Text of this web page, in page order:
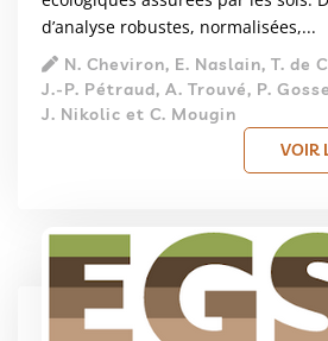
d’analyse robustes, normalisées,...
N. Cheviron, E. Naslain, T. de
J.-P. Pétraud, A. Trouvé, P.
J. Nikolic et C. Mougin
VOIR